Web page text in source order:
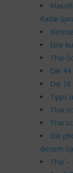
Kadai-
Eine
Thai-
Die
Die
Tipps
Thai
Thai
Die
diesem
Thai –